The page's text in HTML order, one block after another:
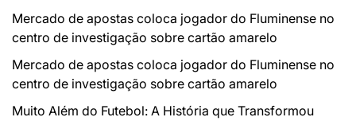
Mercado de apostas coloca jogador do Fluminense no
centro de investigação sobre cartão amarelo
Mercado de apostas coloca jogador do Fluminense no
centro de investigação sobre cartão amarelo
Muito Além do Futebol: A História que Transformou